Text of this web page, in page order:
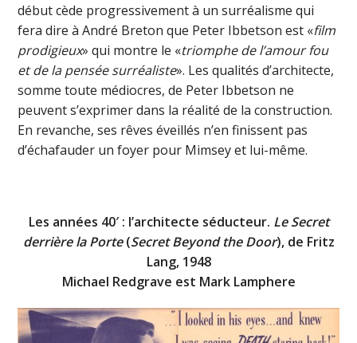
début cède progressivement à un surréalisme qui
fera dire à André Breton que Peter Ibbetson est «film
prodigieux» qui montre le «triomphe de l’amour fou
et de la pensée surréaliste». Les qualités d’architecte,
somme toute médiocres, de Peter Ibbetson ne
peuvent s’exprimer dans la réalité de la construction.
En revanche, ses rêves éveillés n’en finissent pas
d’échafauder un foyer pour Mimsey et lui-même.
Les années 40′ : l’architecte séducteur. Le Secret
derrière la Porte(Secret Beyond the Door), de Fritz
Lang, 1948
Michael Redgrave est Mark Lamphere